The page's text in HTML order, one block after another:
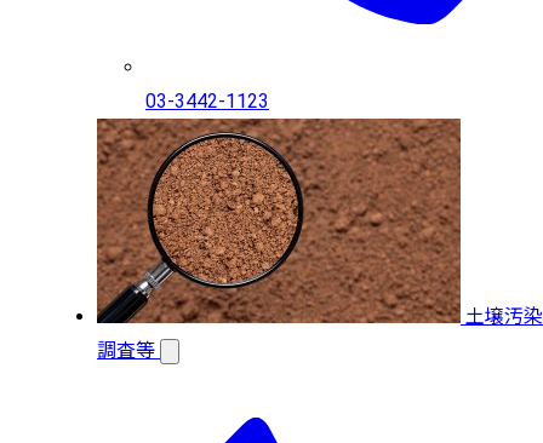
03-3442-1123
土壌汚染
調査等